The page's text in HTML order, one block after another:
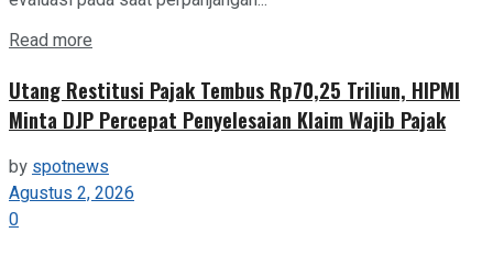
Read more
Utang Restitusi Pajak Tembus Rp70,25 Triliun, HIPMI
Minta DJP Percepat Penyelesaian Klaim Wajib Pajak
byspotnews
Agustus 2, 2026
0